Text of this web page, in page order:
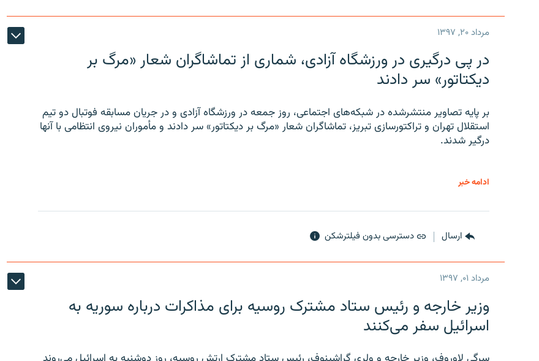
مرداد ۲۰, ۱۳۹۷
در پی درگیری در ورزشگاه آزادی، شماری از تماشاگران شعار «مرگ بر
دیکتاتور» سر دادند
بر پایه تصاویر منتشرشده در شبکه‌های اجتماعی، روز جمعه در ورزشگاه آزادی و در جریان مسابقه فوتبال دو تیم
استقلال تهران و تراکتورسازی تبریز، تماشاگران شعار «مرگ بر دیکتاتور» سر دادند و مأموران نیروی انتظامی با آنها
درگیر شدند.
ادامه خبر
ارسال دسترسی بدون فیلترشکن
مرداد ۰۱, ۱۳۹۷
وزیر خارجه و رئیس‌ ستاد مشترک روسیه برای مذاکرات درباره سوریه به
اسرائیل سفر می‌کنند